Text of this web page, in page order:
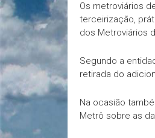
Os metroviários
terceirização,
dos Metroviários
Segundo a
retirada do
Na ocasião
Metrô sobre as